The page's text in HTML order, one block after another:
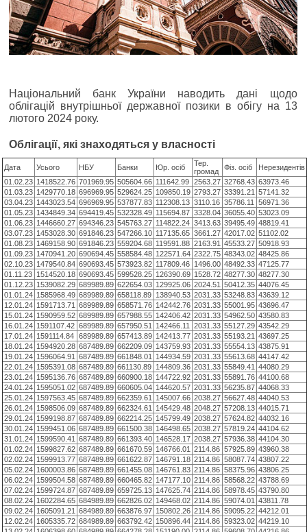
Національний банк України наводить дані щодо
облігацій внутрішньої державної позики в обігу на 13
лютого 2024 року.
Облiгацiї, якi знаходяться у власності
Дата Усього НБУ Банки Юр. осіб
Тер.
громад
Фіз. осіб
Нерезидентів
01.02.23 1418522.76 701969.95 505604.66 111642.99 2563.27 32768.43 63973.46
01.03.23 1429770.18 696969.95 529624.25 109850.19 2793.27 33391.21 57141.32
03.04.23 1443023.54 696969.95 537877.83 112308.13 3110.16 35786.11
56971.36
01.05.23 1434849.34 694419.45 532328.49 115694.87 3328.04 36055.40 53023.09
01.06.23 1446660.27 694346.23 545763.27 114822.24 3413.63 39495.49 48819.41
03.07.23 1453028.30 691846.23 547266.10 117135.65 3661.27 42017.02 51102.02
01.08.23 1469158.90 691846.23 559204.68 119591.88 2163.91 45533.27 50918.93
01.09.23 1470941.20 690694.45 558584.48 122571.64 2322.75 48343.02 48425.86
02.10.23 1479540.84 690693.45 573923.82 117809.46 1496.00 48492.33 47125.77
01.11.23 1514520.18 690693.45 599528.25 126390.69 1528.72 48277.30 48277.30
01.12.23 1539082.29 689989.89 622654.03 129925.06 2024.51 50412.35 44076.45
01.01.24 1585968.49 689989.89 658118.89 138940.53 2031.33 53248.83 43639.12
12.01.24 1591713.71 689989.89 658571.76 142442.76 2031.33 55001.95 43696.47
15.01.24 1590959.52 689989.89 657988.55 142406.42 2031.33 54962.50 43580.83
16.01.24 1591107.42 689989.89 657950.51 142466.11 2031.33 55127.29 43542.29
17.01.24 1591114.84 689989.89 657413.89 142413.77 2031.33 55193.21 43697.25
18.01.24 1594920.28 687489.89 662209.09 143759.93 2031.33 55554.13 43875.91
19.01.24 1596064.91 687489.89 661848.01 144934.59 2031.33 55613.68 44147.42
22.01.24 1595391.08 687489.89 661130.89 144809.36 2031.33 55849.41 44080.29
23.01.24 1595136.76 687489.89 660900.18 144722.92 2031.33 55891.76 44100.68
24.01.24 1595051.02 687489.89 660605.04 144620.57 2031.33 56235.87 44068.33
25.01.24 1597563.45 687489.89 662359.61 145007.66 2038.27 56627.48 44040.53
26.01.24 1598506.09 687489.89 662324.61 145429.48 2048.27 57208.13 44015.71
29.01.24 1599198.87 687489.89 662214.25 145799.49 2038.27 57624.82 44032.16
30.01.24 1599451.06 687489.89 661500.38 146498.65 2038.27 57819.24 44104.62
31.01.24 1599590.41 687489.89 661393.40 146528.17 2038.27 57936.38 44104.30
01.02.24 1599827.62 687489.89 661670.59 146766.01 2114.86 57925.89 43960.38
02.02.24 1599913.77 687489.89 661622.87 146791.18 2114.86 58087.74 43807.22
05.02.24 1600003.86 687489.89 661455.08 146761.83 2114.86 58375.96 43806.25
06.02.24 1599504.58 687489.89 660465.82 147177.10 2114.86 58568.22 43788.69
07.02.24 1599724.87 687489.89 659725.13 147625.74 2114.86 58978.45 43790.80
08.02.24 1602284.65 684989.89 662826.02 149468.02 2114.86 59074.01 43811.78
09.02.24 1605091.21 684989.89 663876.97 150802.26 2114.86 59095.22 44212.01
12.02.24 1605335.72 684989.89 663792.42 150896.44 2114.86 59323.02 44219.10